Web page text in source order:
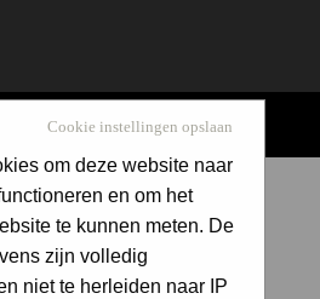
Cookie instellingen opslaan
om deze website naar
en om het
te kunnen meten. De
zijn volledig
niet te herleiden naar IP
username and